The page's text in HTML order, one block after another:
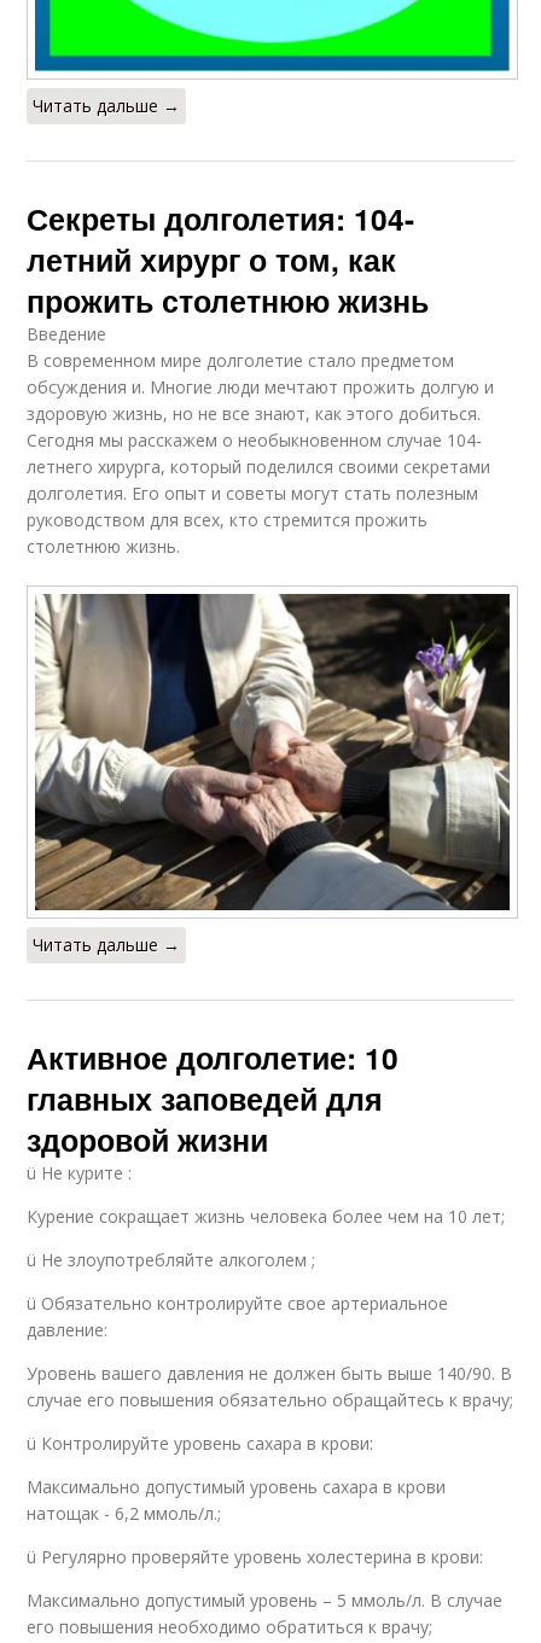
Читать дальше →
Секреты долголетия: 104-
летний хирург о том, как
прожить столетнюю жизнь
Введение
В современном мире долголетие стало предметом
обсуждения и. Многие люди мечтают прожить долгую и
здоровую жизнь, но не все знают, как этого добиться.
Сегодня мы расскажем о необыкновенном случае 104-
летнего хирурга, который поделился своими секретами
долголетия. Его опыт и советы могут стать полезным
руководством для всех, кто стремится прожить
столетнюю жизнь.
Читать дальше →
Активное долголетие: 10
главных заповедей для
здоровой жизни
ü Не курите :
Курение сокращает жизнь человека более чем на 10 лет;
ü Не злоупотребляйте алкоголем ;
ü Обязательно контролируйте свое артериальное
давление:
Уровень вашего давления не должен быть выше 140/90. В
случае его повышения обязательно обращайтесь к врачу;
ü Контролируйте уровень сахара в крови:
Максимально допустимый уровень сахара в крови
натощак - 6,2 ммоль/л.;
ü Регулярно проверяйте уровень холестерина в крови:
Максимально допустимый уровень – 5 ммоль/л. В случае
его повышения необходимо обратиться к врачу;